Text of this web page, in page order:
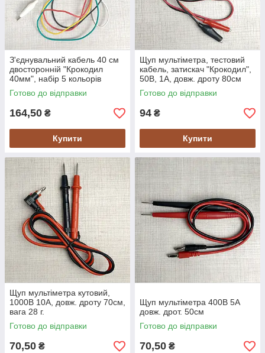
З'єднувальний кабель 40 см
двосторонній "Крокодил
40мм", набір 5 кольорів
Готово до відправки
164,50 ₴
Купити
Щуп мультіметра, тестовий
кабель, затискач "Крокодил",
50В, 1А, довж. дроту 80см
Готово до відправки
94 ₴
Купити
Щуп мультіметра кутовий,
1000В 10А, довж. дроту 70см,
вага 28 г.
Готово до відправки
70,50 ₴
Щуп мультіметра 400В 5А
довж. дрот. 50см
Готово до відправки
70,50 ₴